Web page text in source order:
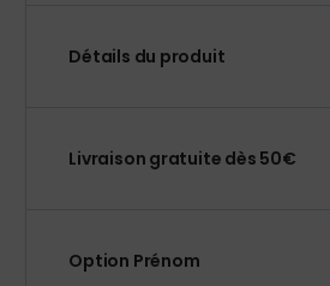
Détails du produit
Livraison gratuite dès 50€
Option Prénom